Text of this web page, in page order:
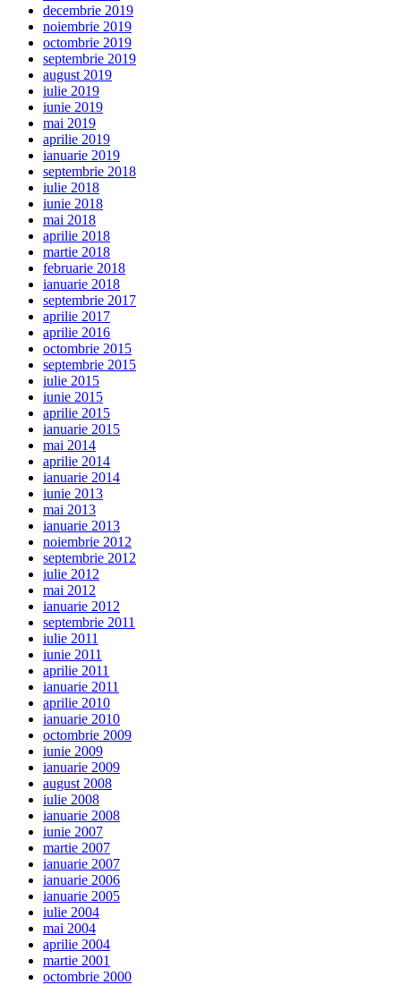
decembrie 2019
noiembrie 2019
octombrie 2019
septembrie 2019
august 2019
iulie 2019
iunie 2019
mai 2019
aprilie 2019
ianuarie 2019
septembrie 2018
iulie 2018
iunie 2018
mai 2018
aprilie 2018
martie 2018
februarie 2018
ianuarie 2018
septembrie 2017
aprilie 2017
aprilie 2016
octombrie 2015
septembrie 2015
iulie 2015
iunie 2015
aprilie 2015
ianuarie 2015
mai 2014
aprilie 2014
ianuarie 2014
iunie 2013
mai 2013
ianuarie 2013
noiembrie 2012
septembrie 2012
iulie 2012
mai 2012
ianuarie 2012
septembrie 2011
iulie 2011
iunie 2011
aprilie 2011
ianuarie 2011
aprilie 2010
ianuarie 2010
octombrie 2009
iunie 2009
ianuarie 2009
august 2008
iulie 2008
ianuarie 2008
iunie 2007
martie 2007
ianuarie 2007
ianuarie 2006
ianuarie 2005
iulie 2004
mai 2004
aprilie 2004
martie 2001
octombrie 2000